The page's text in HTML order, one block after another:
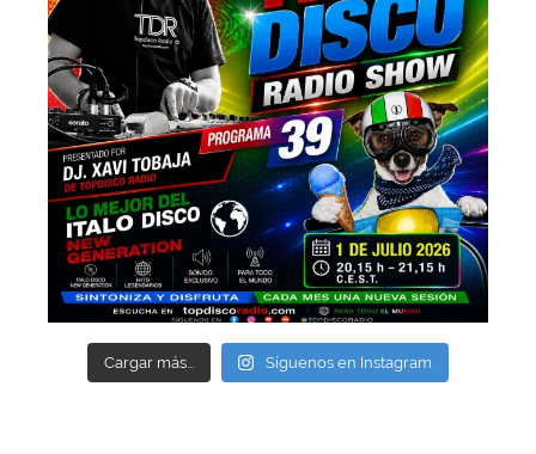
Cargar más... Síguenos en Instagram